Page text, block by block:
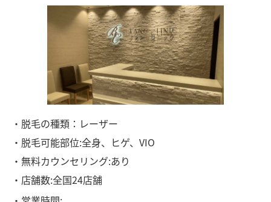
・脱毛の種類：レーザー
・脱毛可能部位:全身、ヒゲ、VIO
・無料カウンセリング:あり
・店舗数:全国24店舗